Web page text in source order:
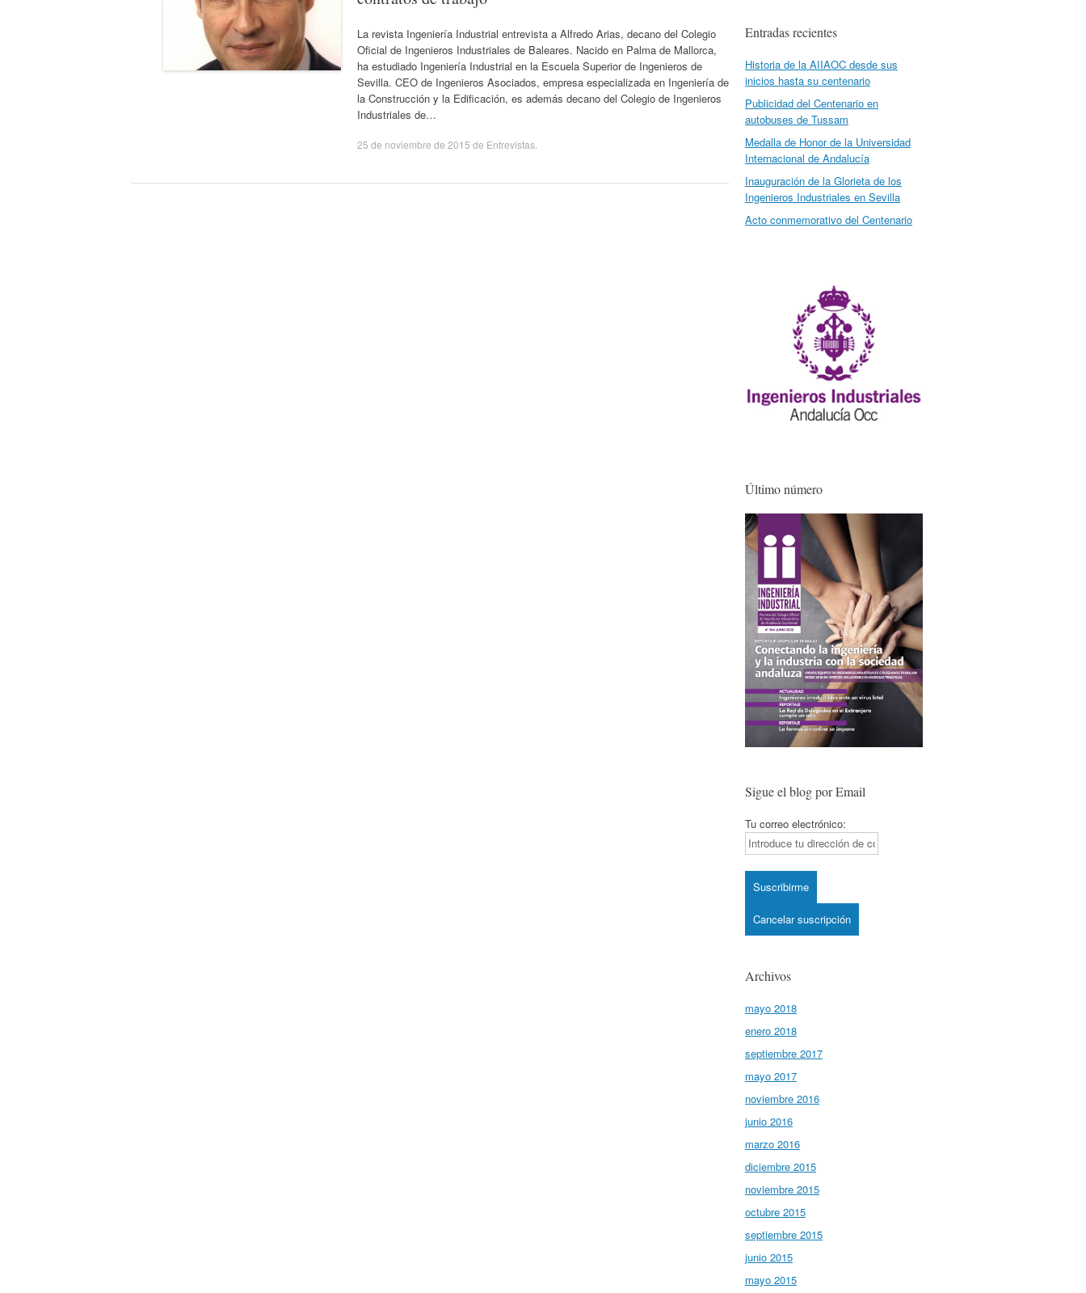
La revista Ingeniería Industrial entrevista a Alfredo Arias, decano del Colegio
Oficial de Ingenieros Industriales de Baleares. Nacido en Palma de Mallorca,
ha estudiado Ingeniería Industrial en la Escuela Superior de Ingenieros de
Sevilla. CEO de Ingenieros Asociados, empresa especializada en Ingeniería de
la Construcción y la Edificación, es además decano del Colegio de Ingenieros
Industriales de…
25 de noviembre de 2015 de Entrevistas
Entradas recientes
Historia de la AIIAOC desde sus
inicios hasta su centenario
Publicidad del Centenario en
autobuses de Tussam
Medalla de Honor de la Universidad
Internacional de Andalucía
Inauguración de la Glorieta de los
Ingenieros Industriales en Sevilla
Acto conmemorativo del Centenario
Último número
Sigue el blog por Email
Tu correo electrónico:
Archivos
mayo 2018
enero 2018
septiembre 2017
mayo 2017
noviembre 2016
junio 2016
marzo 2016
diciembre 2015
noviembre 2015
octubre 2015
septiembre 2015
junio 2015
mayo 2015